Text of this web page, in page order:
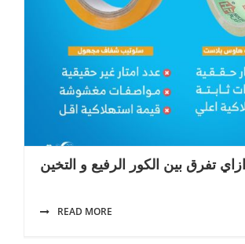
ازاي تفرق بين الكور الرفيع و التخين
READ MORE